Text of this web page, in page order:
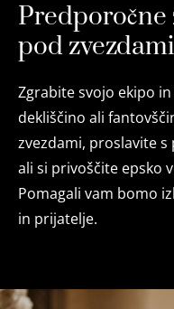
Predporočne
pod zvezdami
Zgrabite svojo ekipo
dekliščino ali
zvezdami, proslavite
ali si privoščite epsko
Pomagali vam bomo
in prijatelje.